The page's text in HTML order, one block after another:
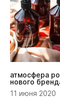
атмосфера
нового
11 июня 2020